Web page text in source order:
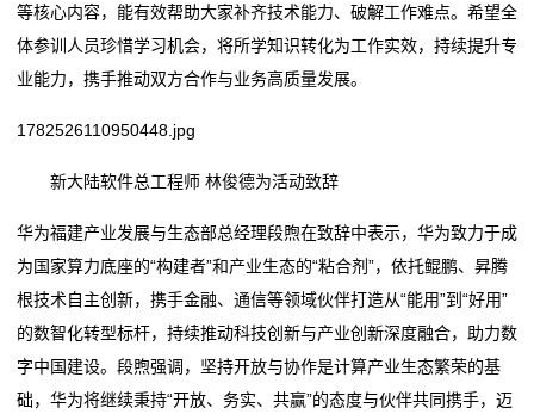
等核心内容，能有效帮助大家补齐技术能力、破解工作难点。希望全
体参训人员珍惜学习机会，将所学知识转化为工作实效，持续提升专
业能力，携手推动双方合作与业务高质量发展。
1782526110950448.jpg
新大陆软件总工程师 林俊德为活动致辞
华为福建产业发展与生态部总经理段煦在致辞中表示，华为致力于成
为国家算力底座的“构建者”和产业生态的“粘合剂”，依托鲲鹏、昇腾
根技术自主创新，携手金融、通信等领域伙伴打造从“能用”到“好用”
的数智化转型标杆，持续推动科技创新与产业创新深度融合，助力数
字中国建设。段煦强调，坚持开放与协作是计算产业生态繁荣的基
础，华为将继续秉持“开放、务实、共赢”的态度与伙伴共同携手，迈